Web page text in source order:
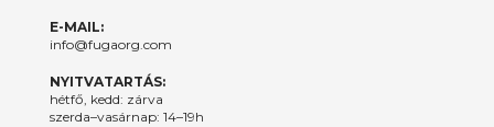
E-MAIL:
info@fugaorg.com
NYITVATARTÁS:
hétfő, kedd: zárva
szerda–vasárnap: 14–19h